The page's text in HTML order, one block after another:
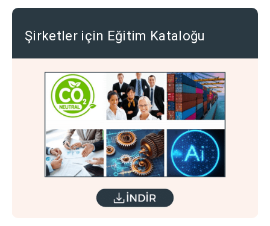
Şirketler için Eğitim Kataloğu